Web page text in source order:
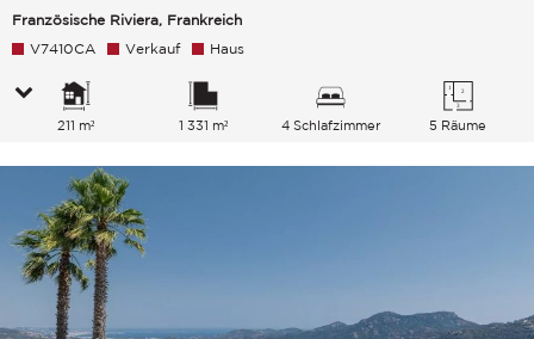
Französische Riviera, Frankreich
V7410CA Verkauf Haus
211 m² 1 331 m² 4 Schlafzimmer 5 Räume